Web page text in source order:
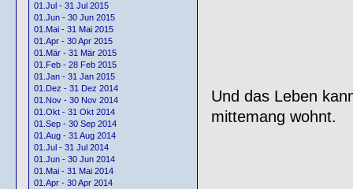
01.Jul - 31 Jul 2015
01.Jun - 30 Jun 2015
01.Mai - 31 Mai 2015
01.Apr - 30 Apr 2015
01.Mär - 31 Mär 2015
01.Feb - 28 Feb 2015
01.Jan - 31 Jan 2015
01.Dez - 31 Dez 2014
01.Nov - 30 Nov 2014
01.Okt - 31 Okt 2014
01.Sep - 30 Sep 2014
01.Aug - 31 Aug 2014
01.Jul - 31 Jul 2014
01.Jun - 30 Jun 2014
01.Mai - 31 Mai 2014
01.Apr - 30 Apr 2014
Und das Leben
mittemang wohnt.